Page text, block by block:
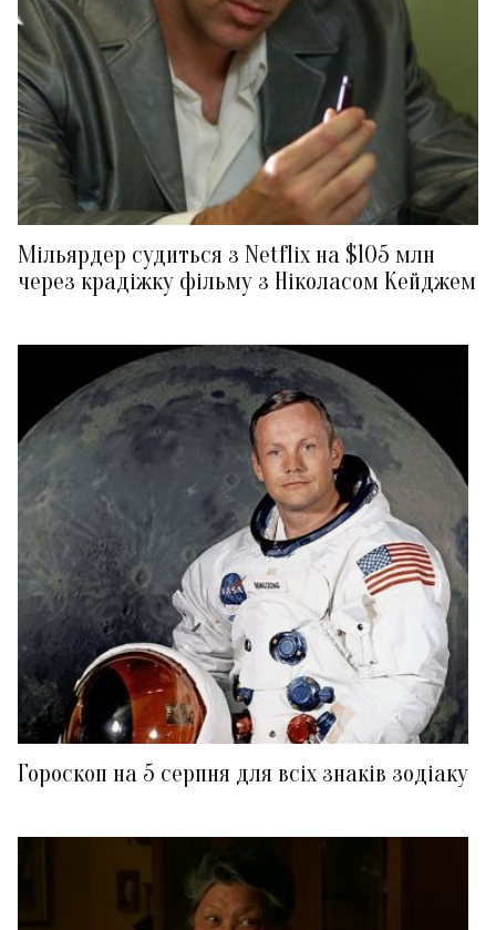
Мільярдер судиться з Netflix на $105 млн
через крадіжку фільму з Ніколасом Кейджем
Гороскоп на 5 серпня для всіх знаків зодіаку